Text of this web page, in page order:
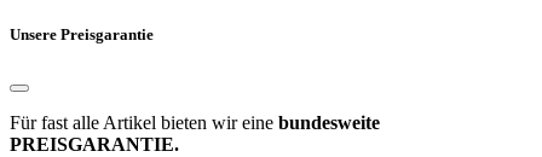
Unsere Preisgarantie
Für fast alle Artikel bieten wir eine bundesweite
PREISGARANTIE.